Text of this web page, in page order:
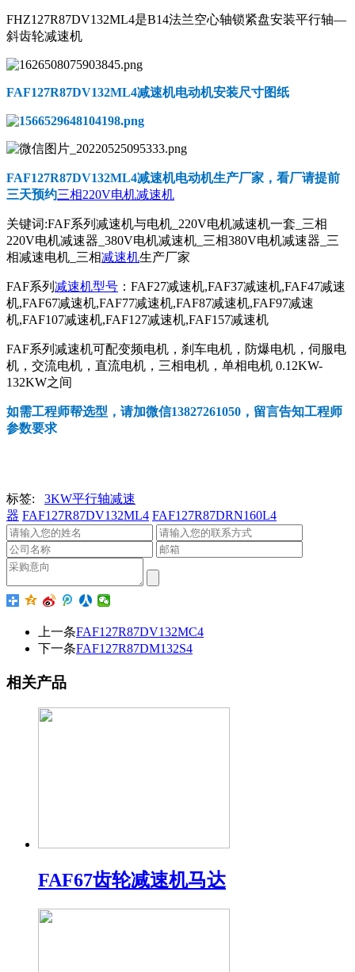
FHZ127R87DV132ML4是B14法兰空心轴锁紧盘安装平行轴—
斜齿轮减速机
FAF127R87DV132ML4减速机电动机安装尺寸图纸
FAF127R87DV132ML4减速机电动机生产厂家，看厂请提前
三天预约三相220V电机减速机
关键词:FAF系列减速机与电机_220V电机减速机一套_三相
220V电机减速器_380V电机减速机_三相380V电机减速器_三
相减速电机_三相减速机生产厂家
FAF系列 减速机型号 ：FAF27减速机,FAF37减速机,FAF47减速
机,FAF67减速机,FAF77减速机,FAF87减速机,FAF97减速
机,FAF107减速机,FAF127减速机,FAF157减速机
FAF系列减速机可配变频电机，刹车电机，防爆电机，伺服电
机，交流电机，直流电机，三相电机，单相电机 0.12KW-
132KW之间
如需工程师帮选型，请加微信13827261050，留言告知工程师
参数要求
标签:
3KW平行轴减速
器 FAF127R87DV132ML4 FAF127R87DRN160L4
上一条FAF127R87DV132MC4
下一条FAF127R87DM132S4
相关产品
FAF67齿轮减速机马达